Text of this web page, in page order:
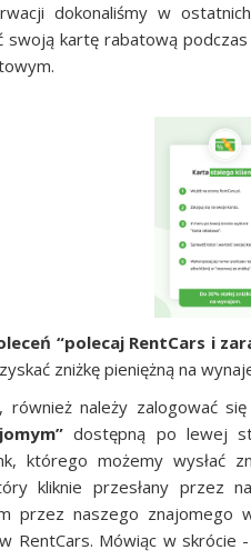
dokonaliśmy w
swoją kartę rabatową
“polecaj RentCars i
zniżkę pieniężną na
również należy zalogować
dostępną po lewej
którego możemy wysłać
kliknie przesłany przez
przez naszego znajomego
RentCars. Mówiąc w